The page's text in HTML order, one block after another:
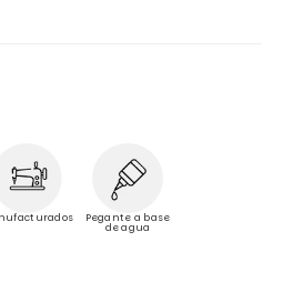
Pegante a base
de agua